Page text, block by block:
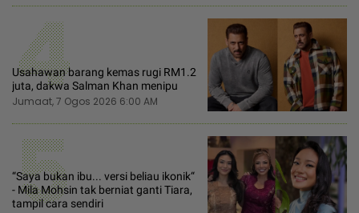
4
Usahawan barang kemas rugi RM1.2
juta, dakwa Salman Khan menipu
Jumaat, 7 Ogos 2026 6:00 AM
5
“Saya bukan ibu... versi beliau ikonik“
- Mila Mohsin tak berniat ganti Tiara,
tampil cara sendiri